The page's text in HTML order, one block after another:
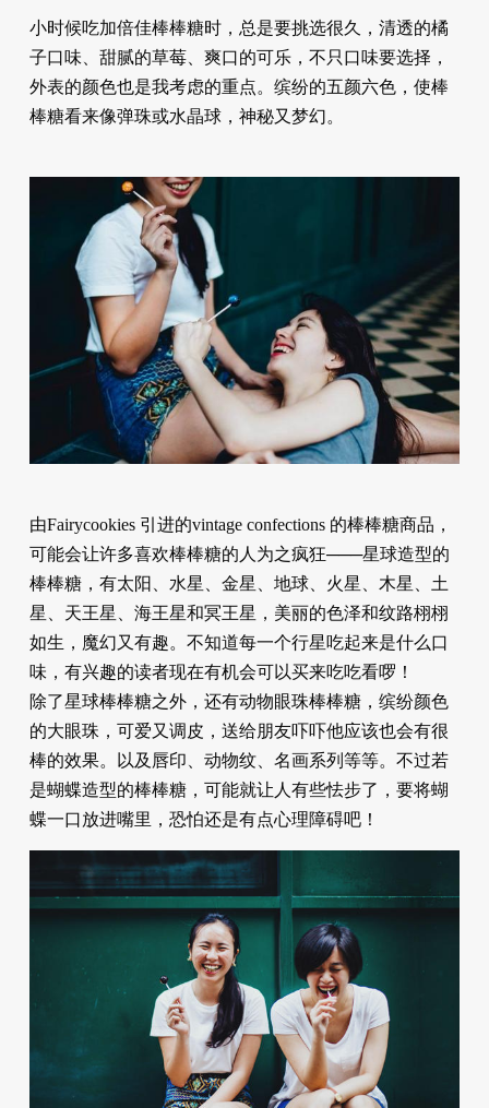
小时候吃加倍佳棒棒糖时，总是要挑选很久，清透的橘
子口味、甜腻的草莓、爽口的可乐，不只口味要选择，
外表的颜色也是我考虑的重点。缤纷的五颜六色，使棒
棒糖看来像弹珠或水晶球，神秘又梦幻。
由Fairycookies 引进的vintage confections 的棒棒糖商品，
可能会让许多喜欢棒棒糖的人为之疯狂───星球造型的
棒棒糖，有太阳、水星、金星、地球、火星、木星、土
星、天王星、海王星和冥王星，美丽的色泽和纹路栩栩
如生，魔幻又有趣。不知道每一个行星吃起来是什么口
味，有兴趣的读者现在有机会可以买来吃吃看啰！
除了星球棒棒糖之外，还有动物眼珠棒棒糖，缤纷颜色
的大眼珠，可爱又调皮，送给朋友吓吓他应该也会有很
棒的效果。以及唇印、动物纹、名画系列等等。不过若
是蝴蝶造型的棒棒糖，可能就让人有些怯步了，要将蝴
蝶一口放进嘴里，恐怕还是有点心理障碍吧！